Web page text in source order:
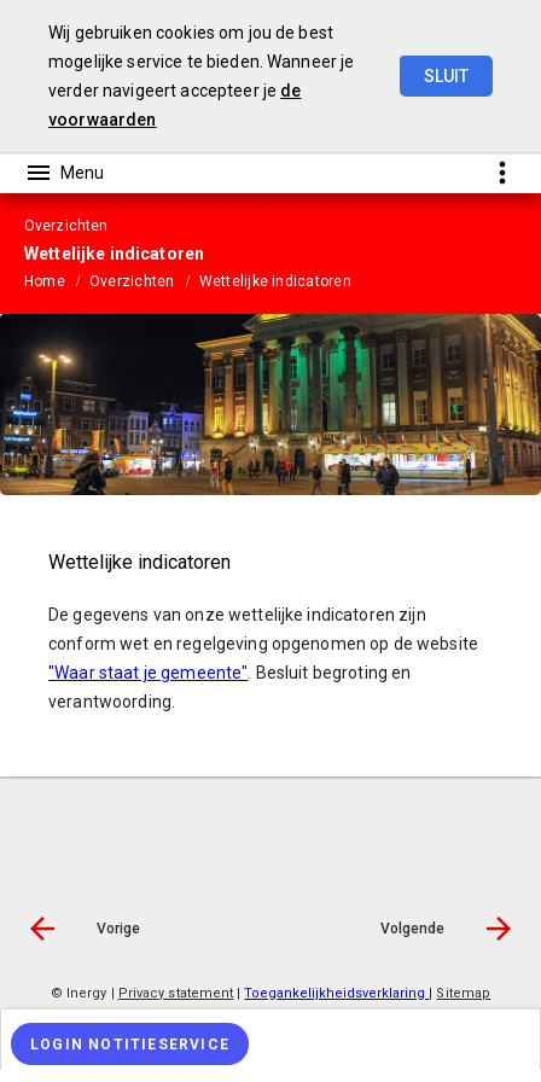
Wij gebruiken cookies om jou de best
mogelijke service te bieden. Wanneer je
verder navigeert accepteer je de
voorwaarden
SLUIT
Overzichten
Wettelijke indicatoren
Home Overzichten Wettelijke indicatoren
Wettelijke indicatoren
De gegevens van onze wettelijke indicatoren zijn
conform wet en regelgeving opgenomen op de website
"Waar staat je gemeente" . Besluit begroting en
verantwoording.
Vorige Volgende
© Inergy | Privacy statement |Toegankelijkheidsverklaring | Sitemap
LOGIN NOTITIESERVICE